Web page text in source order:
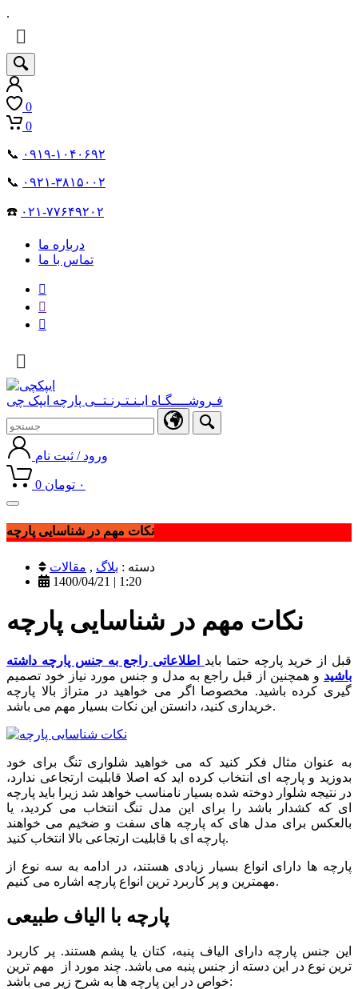
.
0
0
📞 ۰۹۱۹-۱۰۴۰۶۹۲
📞 ۰۹۲۱-۳۸۱۵۰۰۲
☎️ ۰۲۱-۷۷۶۴۹۲۰۲
درباره ما
تماس با ما
فـروشــــگـاه ایـنـتـرنـتــی پارچه ایپک چی
ورود / ثبت نام
0 ۰ تومان
Toggle
navigation
نکات مهم در شناسایی پارچه
دسته : بلاگ , مقالات
1400/04/21 | 1:20
نکات مهم در شناسایی پارچه
قبل از خرید پارچه حتما باید اطلاعاتی راجع به جنس پارچه داشته
باشید و همچنین از قبل راجع به مدل و جنس مورد نیاز خود تصمیم
گیری کرده باشید. مخصوصا اگر می خواهید در متراژ بالا پارچه
خریداری کنید، دانستن این نکات بسیار مهم می باشد.
به عنوان مثال فکر کنید که می خواهید شلواری تنگ برای خود
بدوزید و پارچه ای انتخاب کرده اید که اصلا قابلیت ارتجاعی ندارد،
در نتیجه شلوار دوخته شده بسیار نامناسب خواهد شد زیرا باید پارچه
ای که کشدار باشد را برای این مدل تنگ انتخاب می کردید، یا
بالعکس برای مدل های که پارچه های سفت و ضخیم می خواهند
پارچه ای با قابلیت ارتجاعی بالا انتخاب کنید.
پارچه ها دارای انواع بسیار زیادی هستند، در ادامه به سه نوع از
مهمترین و پر کاربرد ترین انواع پارچه اشاره می کنیم.
پارچه با الیاف طبیعی
این جنس پارچه دارای الیاف پنبه، کتان یا پشم هستند. پر کاربرد
ترین نوع در این دسته از جنس پنبه می باشد. چند مورد از مهم ترین
خواص در این پارچه ها به شرح زیر می باشد: